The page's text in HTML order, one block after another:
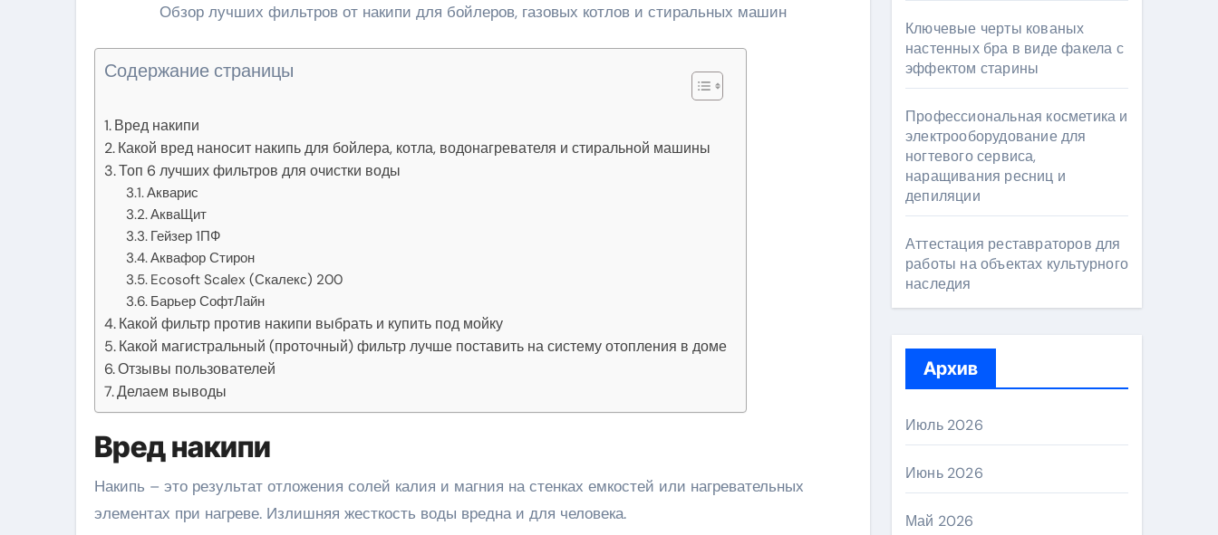
Обзор лучших фильтров от накипи для бойлеров, газовых котлов и стиральных машин
Содержание страницы
Вред накипи
Какой вред наносит накипь для бойлера, котла, водонагревателя и стиральной машины
Топ 6 лучших фильтров для очистки воды
Акварис
АкваЩит
Гейзер 1ПФ
Аквафор Стирон
Ecosoft Scalex (Скалекс) 200
Барьер СофтЛайн
Какой фильтр против накипи выбрать и купить под мойку
Какой магистральный (проточный) фильтр лучше поставить на систему отопления в доме
Отзывы пользователей
Делаем выводы
Вред накипи
Накипь – это результат отложения солей калия и магния на стенках емкостей или нагревательных
элементах при нагреве. Излишняя жесткость воды вредна и для человека.
Ключевые черты кованых
настенных бра в виде факела с
эффектом старины
Профессиональная косметика и
электрооборудование для
ногтевого сервиса,
наращивания ресниц и
депиляции
Аттестация реставраторов для
работы на объектах культурного
наследия
Архив
Июль 2026
Июнь 2026
Май 2026